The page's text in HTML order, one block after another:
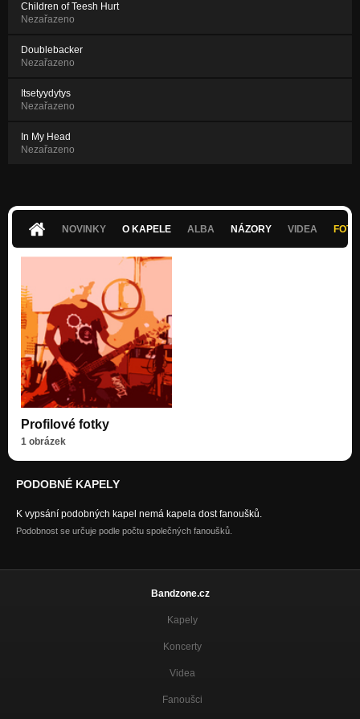
Children of Teesh Hurt
Nezařazeno
Doublebacker
Nezařazeno
Itsetyydytys
Nezařazeno
In My Head
Nezařazeno
NOVINKY O KAPELE ALBA NÁZORY VIDEA
Profilové fotky
1 obrázek
PODOBNÉ KAPELY
K vypsání podobných kapel nemá kapela dost fanoušků.
Podobnost se určuje podle počtu společných fanoušků.
Bandzone.cz
Kapely
Koncerty
Videa
Fanoušci